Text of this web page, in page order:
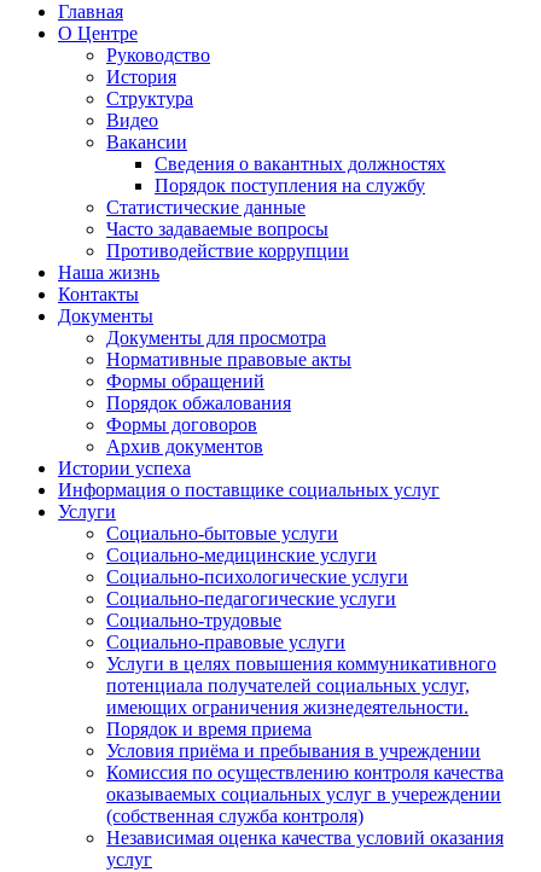
Главная
О Центре
Руководство
История
Структура
Видео
Вакансии
Сведения о вакантных должностях
Порядок поступления на службу
Статистические данные
Часто задаваемые вопросы
Противодействие коррупции
Наша жизнь
Контакты
Документы
Документы для просмотра
Нормативные правовые акты
Формы обращений
Порядок обжалования
Формы договоров
Архив документов
Истории успеха
Информация о поставщике социальных услуг
Услуги
Социально-бытовые услуги
Социально-медицинские услуги
Социально-психологические услуги
Социально-педагогические услуги
Социально-трудовые
Социально-правовые услуги
Услуги в целях повышения коммуникативного
потенциала получателей социальных услуг,
имеющих ограничения жизнедеятельности.
Порядок и время приема
Условия приёма и пребывания в учреждении
Комиссия по осуществлению контроля качества
оказываемых социальных услуг в учереждении
(собственная служба контроля)
Независимая оценка качества условий оказания
услуг